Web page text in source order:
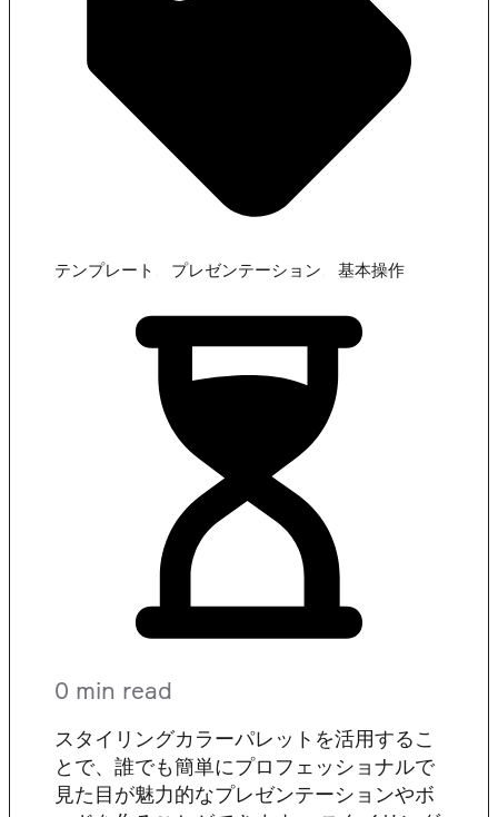
テンプレート プレゼンテーション 基本操作
0 min read
スタイリングカラーパレットを活用するこ
とで、誰でも簡単にプロフェッショナルで
見た目が魅力的なプレゼンテーションやボ